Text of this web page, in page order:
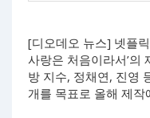
[디오데오 뉴스] 넷플
사랑은 처음이라서’의
방 지수, 정채연, 진영
개를 목표로 올해 제작